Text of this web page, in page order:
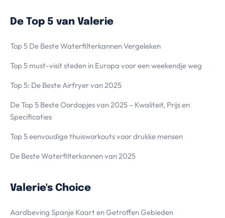
De Top 5 van Valerie
Top 5 De Beste Waterfilterkannen Vergeleken
Top 5 must-visit steden in Europa voor een weekendje weg
Top 5: De Beste Airfryer van 2025
De Top 5 Beste Oordopjes van 2025 – Kwaliteit, Prijs en
Specificaties
Top 5 eenvoudige thuisworkouts voor drukke mensen
De Beste Waterfilterkannen van 2025
Valerie's Choice
Aardbeving Spanje Kaart en Getroffen Gebieden